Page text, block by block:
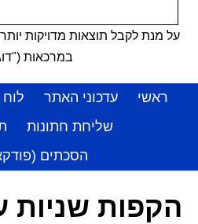
על מנת לקבל תוצאות מדויקות
במרכאות
ראשי עדכוני האתר
שליחת חתונות
הסכתים
הקפות שניות